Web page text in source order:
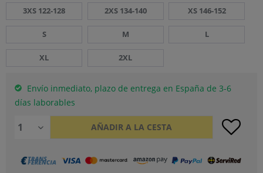
3XS 122-128
2XS 134-140 XS 146-152
S M L
XL 2XL
Envío inmediato, plazo de entrega en España de 3-6
días laborables
AÑADIR A LA CESTA